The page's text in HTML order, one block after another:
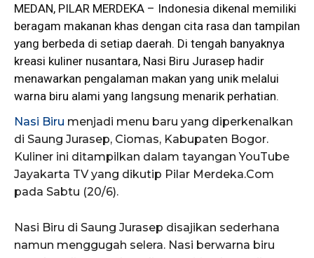
MEDAN, PILAR MERDEKA – Indonesia dikenal memiliki
beragam makanan khas dengan cita rasa dan tampilan
yang berbeda di setiap daerah. Di tengah banyaknya
kreasi kuliner nusantara, Nasi Biru Jurasep hadir
menawarkan pengalaman makan yang unik melalui
warna biru alami yang langsung menarik perhatian.
Nasi Biru menjadi menu baru yang diperkenalkan
di Saung Jurasep, Ciomas, Kabupaten Bogor.
Kuliner ini ditampilkan dalam tayangan YouTube
Jayakarta TV yang dikutip Pilar Merdeka.Com
pada Sabtu (20/6).
Nasi Biru di Saung Jurasep disajikan sederhana
namun menggugah selera. Nasi berwarna biru